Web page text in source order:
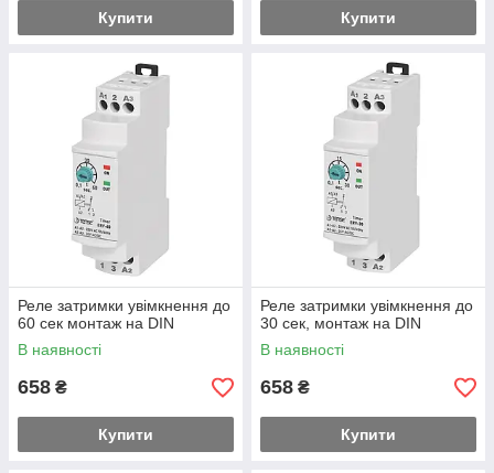
Купити Купити
Реле затримки увімкнення до
60 сек монтаж на DIN
В наявності
658 ₴
Купити
Реле затримки увімкнення до
30 сек, монтаж на DIN
В наявності
658 ₴
Купити